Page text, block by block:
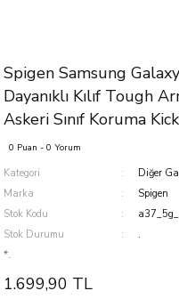
Spigen Samsung
Dayanıklı Kılıf Tough
Askeri Sınıf Koruma
0 Puan - 0 Yorum
Kategori
Diğer
Marka
Spigen
Stok Kodu
Stok Durumu
.
*.
1.699,90 TL